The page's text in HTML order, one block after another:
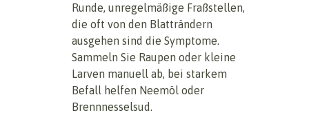
Runde, unregelmäßige Fraßstellen,
die oft von den Blatträndern
ausgehen sind die Symptome.
Sammeln Sie Raupen oder kleine
Larven manuell ab, bei starkem
Befall helfen Neemöl oder
Brennnesselsud.